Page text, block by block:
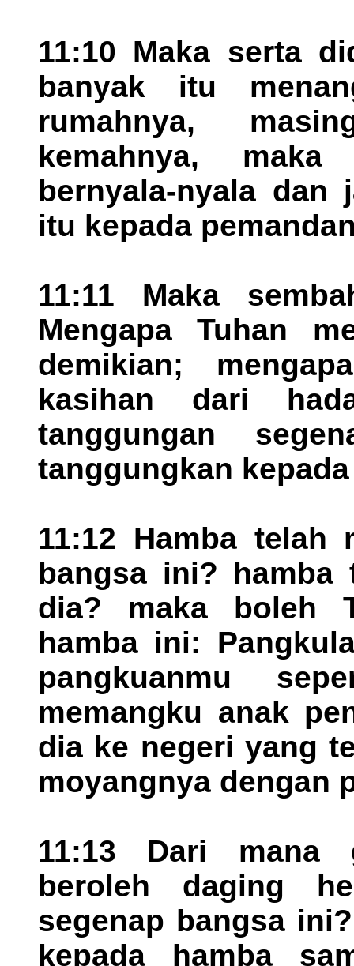
11:10 Maka serta
banyak itu
rumahnya,
kemahnya,
bernyala-nyala dan
itu kepada
11:11 Maka
Mengapa Tuhan
demikian;
kasihan dari
tanggungan
tanggungkan
11:12 Hamba telah
bangsa ini? hamba
dia? maka boleh
hamba ini:
pangkuanmu
memangku anak
dia ke negeri yang
moyangnya dengan
11:13 Dari mana
beroleh daging
segenap bangsa
kepada hamba